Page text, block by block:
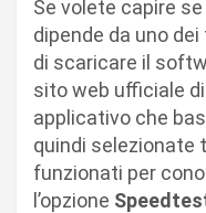
Se volete capire
dipende da uno
di scaricare il
sito web ufficiale di
applicativo che
quindi selezionate
funzionati per
l’opzione